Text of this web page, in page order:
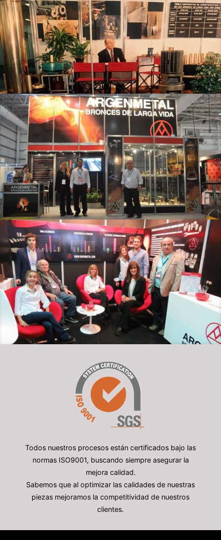
Todos nuestros procesos están certificados bajo las
normas ISO9001, buscando siempre asegurar la
mejora calidad.
Sabemos que al optimizar las calidades de nuestras
piezas mejoramos la competitividad de nuestros
clientes.